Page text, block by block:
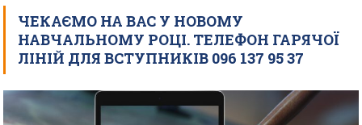
ЧЕКАЄМО НА ВАС У НОВОМУ
НАВЧАЛЬНОМУ РОЦІ. ТЕЛЕФОН ГАРЯЧОЇ
ЛІНІЙ ДЛЯ ВСТУПНИКІВ 096 137 95 37